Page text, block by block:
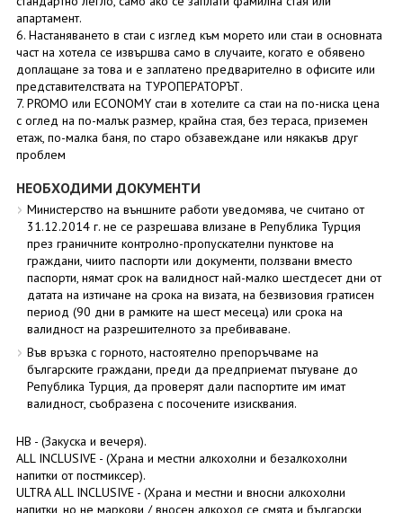
апартамент.
6. Настаняването в стаи с изглед към морето или стаи в основната
част на хотела се извършва само в случаите, когато е обявено
доплащане за това и е заплатено предварително в офисите или
представителствата на ТУРОПЕРАТОРЪТ.
7. PROMO или ECONOMY стаи в хотелите са стаи на по-ниска цена
с оглед на по-малък размер, крайна стая, без тераса, приземен
етаж, по-малка баня, по старо обзавеждане или някакъв друг
проблем
НЕОБХОДИМИ ДОКУМЕНТИ
Министерство на външните работи уведомява, че считано от
31.12.2014 г. не се разрешава влизане в Република Турция
през граничните контролно-пропускателни пунктове на
граждани, чиито паспорти или документи, ползвани вместо
паспорти, нямат срок на валидност най-малко шестдесет дни от
датата на изтичане на срока на визата, на безвизовия гратисен
период (90 дни в рамките на шест месеца) или срока на
валидност на разрешителното за пребиваване.
Във връзка с горното, настоятелно препоръчваме на
българските граждани, преди да предприемат пътуване до
Република Турция, да проверят дали паспортите им имат
валидност, съобразена с посочените изисквания.
HB - (Закуска и вечеря).
ALL INCLUSIVE - (Храна и местни алкохолни и безалкохолни
напитки от постмиксер).
ULTRA ALL INCLUSIVE - (Храна и местни и вносни алкохолни
напитки, но не маркови / вносен алкохол се смята и български